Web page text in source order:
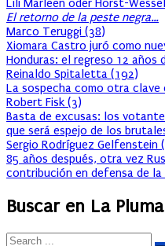
Lili Marleen oder Horst-
El retorno de la peste negra…
Marco Teruggi (38)
Xiomara Castro juró como
Honduras: el regreso 12 años
Reinaldo Spitaletta (192)
La sospecha como otra clave
Robert Fisk (3)
Basta de excusas: los
que será espejo de los
Sergio Rodríguez Gelfenstein (
85 años después, otra vez
contribución en defensa de la
Buscar en La Pluma